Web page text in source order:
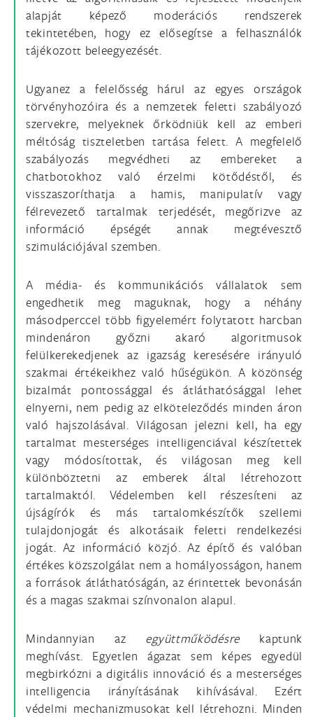
alapját képező moderációs rendszerek
tekintetében, hogy ez elősegítse a felhasználók
tájékozott beleegyezését.
Ugyanez a felelősség hárul az egyes országok
törvényhozóira és a nemzetek feletti szabályozó
szervekre, melyeknek őrködniük kell az emberi
méltóság tiszteletben tartása felett. A megfelelő
szabályozás megvédheti az embereket a
chatbotokhoz való érzelmi kötődéstől, és
visszaszoríthatja a hamis, manipulatív vagy
félrevezető tartalmak terjedését, megőrizve az
információ épségét annak megtévesztő
szimulációjával szemben.
A média- és kommunikációs vállalatok sem
engedhetik meg maguknak, hogy a néhány
másodperccel több figyelemért folytatott harcban
mindenáron győzni akaró algoritmusok
felülkerekedjenek az igazság keresésére irányuló
szakmai értékeikhez való hűségükön. A közönség
bizalmát pontossággal és átláthatósággal lehet
elnyerni, nem pedig az elköteleződés minden áron
való hajszolásával. Világosan jelezni kell, ha egy
tartalmat mesterséges intelligenciával készítettek
vagy módosítottak, és világosan meg kell
különböztetni az emberek által létrehozott
tartalmaktól. Védelemben kell részesíteni az
újságírók és más tartalomkészítők szellemi
tulajdonjogát és alkotásaik feletti rendelkezési
jogát. Az információ közjó. Az építő és valóban
értékes közszolgálat nem a homályosságon, hanem
a források átláthatóságán, az érintettek bevonásán
és a magas szakmai színvonalon alapul.
Mindannyian az együttműködésre kaptunk
meghívást. Egyetlen ágazat sem képes egyedül
megbirkózni a digitális innováció és a mesterséges
intelligencia irányításának kihívásával. Ezért
védelmi mechanizmusokat kell létrehozni. Minden